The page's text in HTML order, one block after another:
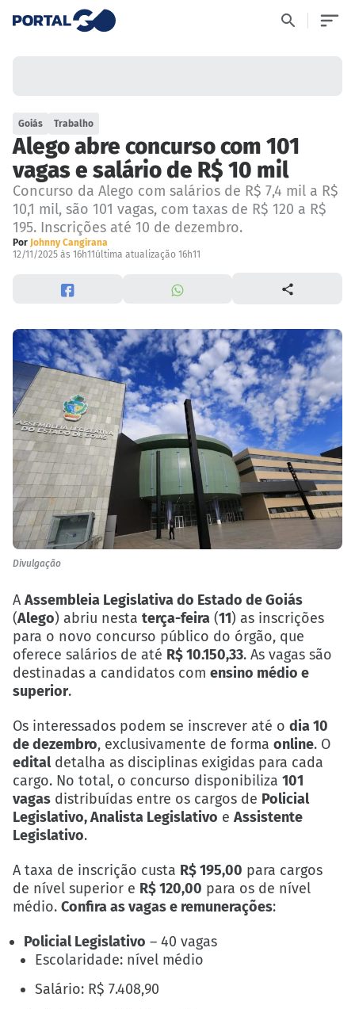
Goiás Trabalho
Alego abre concurso com 101
vagas e salário de R$ 10 mil
Concurso da Alego com salários de R$ 7,4 mil a R$
10,1 mil, são 101 vagas, com taxas de R$ 120 a R$
195. Inscrições até 10 de dezembro.
Por Johnny Cangirana
12/11/2025 às 16h11 última atualização 16h11
Divulgação
A Assembleia Legislativa do Estado de Goiás
(Alego) abriu nesta terça-feira (11) as inscrições
para o novo concurso público do órgão, que
oferece salários de até R$ 10.150,33. As vagas são
destinadas a candidatos com ensino médio e
superior.
Os interessados podem se inscrever até o dia 10
de dezembro, exclusivamente de forma online. O
editaldetalha as disciplinas exigidas para cada
cargo. No total, o concurso disponibiliza 101
vagas distribuídas entre os cargos de Policial
Legislativo, Analista Legislativo e Assistente
Legislativo.
A taxa de inscrição custa R$ 195,00 para cargos
de nível superior e R$ 120,00 para os de nível
médio. Confira as vagas e remunerações:
Policial Legislativo – 40 vagas
Escolaridade: nível médio
Salário: R$ 7.408,90